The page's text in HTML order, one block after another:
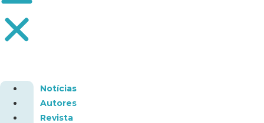
Notícias
Autores
Revista